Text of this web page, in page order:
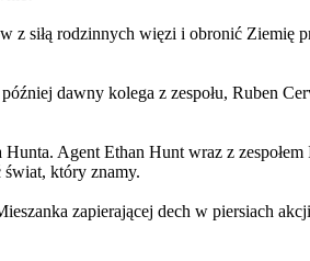
z siłą rodzinnych więzi i obronić Ziemię
dawny kolega z zespołu, Ruben
Agent Ethan Hunt wraz z
świat, który znamy.
zapierającej dech w piersiach